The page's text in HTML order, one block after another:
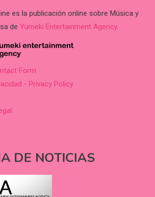
es la publicación online sobre Música y
de Yumeki Entertainment Agency.
Form
- Privacy Policy
DE NOTICIAS